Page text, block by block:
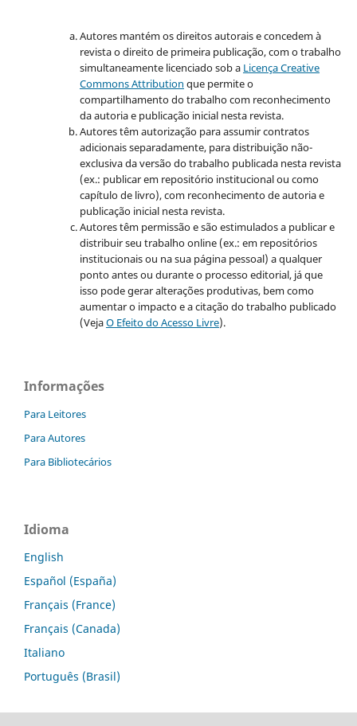
Autores mantém os direitos autorais e concedem à
revista o direito de primeira publicação, com o trabalho
simultaneamente licenciado sob a Licença Creative
Commons Attribution que permite o
compartilhamento do trabalho com reconhecimento
da autoria e publicação inicial nesta revista.
Autores têm autorização para assumir contratos
adicionais separadamente, para distribuição não-
exclusiva da versão do trabalho publicada nesta revista
(ex.: publicar em repositório institucional ou como
capítulo de livro), com reconhecimento de autoria e
publicação inicial nesta revista.
Autores têm permissão e são estimulados a publicar e
distribuir seu trabalho online (ex.: em repositórios
institucionais ou na sua página pessoal) a qualquer
ponto antes ou durante o processo editorial, já que
isso pode gerar alterações produtivas, bem como
aumentar o impacto e a citação do trabalho publicado
(VejaO Efeito do Acesso Livre).
Informações
Para Leitores
Para Autores
Para Bibliotecários
Idioma
English
Español (España)
Français (France)
Français (Canada)
Italiano
Português (Brasil)